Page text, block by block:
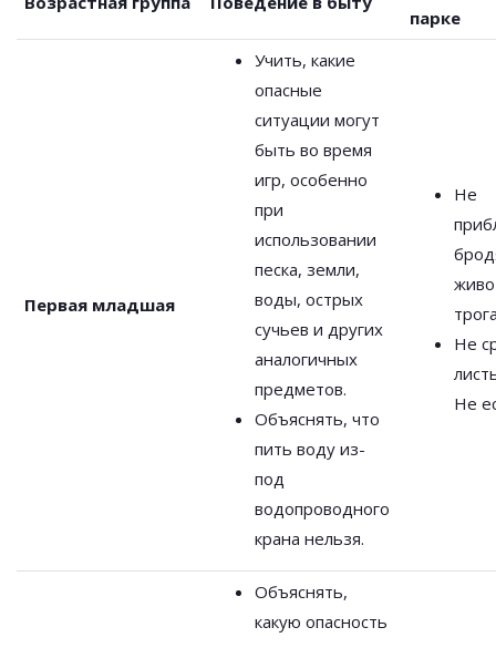
парке
Первая младшая
Учить, какие
опасные
ситуации могут
быть во время
игр, особенно
при
использовании
песка, земли,
воды, острых
сучьев и других
аналогичных
предметов.
Объяснять, что
пить воду из-
под
водопроводного
крана нельзя.
Не
Не
Не
Объяснять,
какую опасность